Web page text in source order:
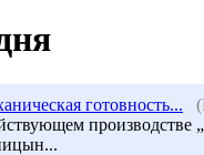
готовность...